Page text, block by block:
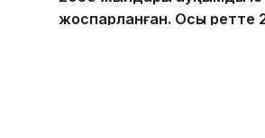
жоспарланған. Осы ретте